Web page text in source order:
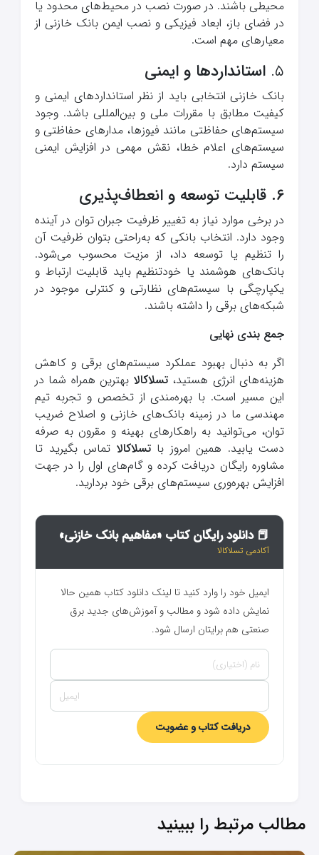
محیطی باشند. در صورت نصب در محیط‌های محدود یا
در فضای باز، ابعاد فیزیکی و نصب ایمن بانک خازنی از
معیارهای مهم است.
۵. استانداردها و ایمنی
بانک خازنی انتخابی باید از نظر استانداردهای ایمنی و
کیفیت مطابق با مقررات ملی و بین‌المللی باشد. وجود
سیستم‌های حفاظتی مانند فیوزها، مدارهای حفاظتی و
سیستم‌های اعلام خطا، نقش مهمی در افزایش ایمنی
سیستم دارد.
۶. قابلیت توسعه و انعطاف‌پذیری
در برخی موارد نیاز به تغییر ظرفیت جبران توان در آینده
وجود دارد. انتخاب بانکی که به‌راحتی بتوان ظرفیت آن
را تنظیم یا توسعه داد، از مزیت محسوب می‌شود.
بانک‌های هوشمند یا خودتنظیم باید قابلیت ارتباط و
یکپارچگی با سیستم‌های نظارتی و کنترلی موجود در
شبکه‌های برقی را داشته باشند.
جمع بندی نهایی
اگر به دنبال بهبود عملکرد سیستم‌های برقی و کاهش
هزینه‌های انرژی هستید،تسلاکالا بهترین همراه شما در
این مسیر است. با بهره‌مندی از تخصص و تجربه تیم
مهندسی ما در زمینه بانک‌های خازنی و اصلاح ضریب
توان، می‌توانید به راهکارهای بهینه و مقرون به صرفه
دست یابید. همین امروز باتسلاکالا تماس بگیرید تا
مشاوره رایگان دریافت کرده و گام‌های اول را در جهت
افزایش بهره‌وری سیستم‌های برقی خود بردارید.
📕 دانلود رایگان کتاب «مفاهیم بانک خازنی»
آکادمی تسلاکالا
ایمیل خود را وارد کنید تا لینک دانلود کتاب همین حالا
نمایش داده شود و مطالب و آموزش‌های جدید برق
صنعتی هم برایتان ارسال شود.
دریافت کتاب و عضویت
مطالب مرتبط را ببینید